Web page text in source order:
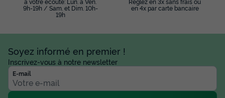
9h-19h / Sam. et Dim. 10h-
19h
en 4x par carte bancaire
Soyez informé en premier !
Inscrivez-vous à notre newsletter
E-mail